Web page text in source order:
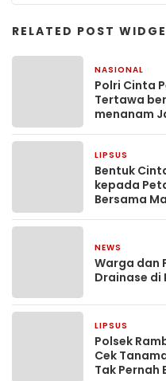
RELATED POST
NASIONAL
Polri Cinta
Tertawa
menanam
LIPSUS
Bentuk
kepada
Bersama
NEWS
Warga dan
Drainase di
LIPSUS
Polsek
Cek
Tak Pernah